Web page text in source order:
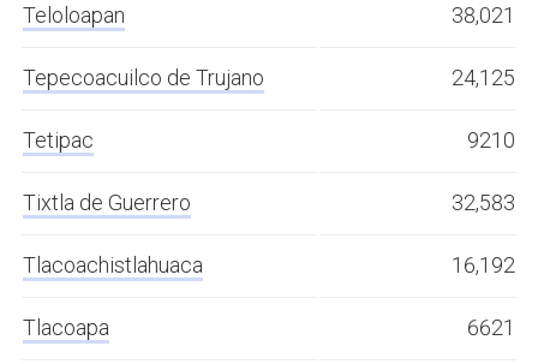
Teloloapan 38,021
Tepecoacuilco de Trujano 24,125
Tetipac 9210
Tixtla de Guerrero 32,583
Tlacoachistlahuaca 16,192
Tlacoapa 6621